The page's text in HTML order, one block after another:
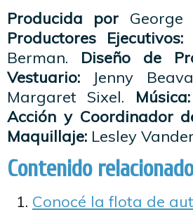
Producida por George
Productores Ejecutivos:
Berman. Diseño de
Vestuario: Jenny
Margaret Sixel. Música:
Acción y Coordinador
Maquillaje: Lesley
Contenido relacionado
Conocé la flota de